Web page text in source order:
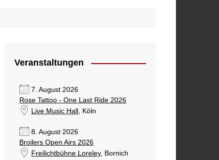
Veranstaltungen
7. August 2026
Rose Tattoo - One Last Ride 2026
Live Music Hall , Köln
8. August 2026
Broilers Open Airs 2026
Freilichtbühne Loreley, Bornich